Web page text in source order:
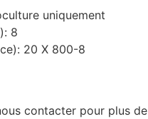
uniquement
8
20 X 800-8
contacter pour plus de